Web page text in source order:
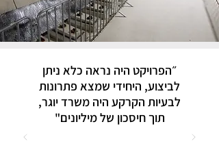
״הפרויקט היה נראה כלא ניתן
לביצוע, היחידי שמצא פתרונות
לבעיות הקרקע היה משרד יוגר,
תוך חיסכון של מיליונים"